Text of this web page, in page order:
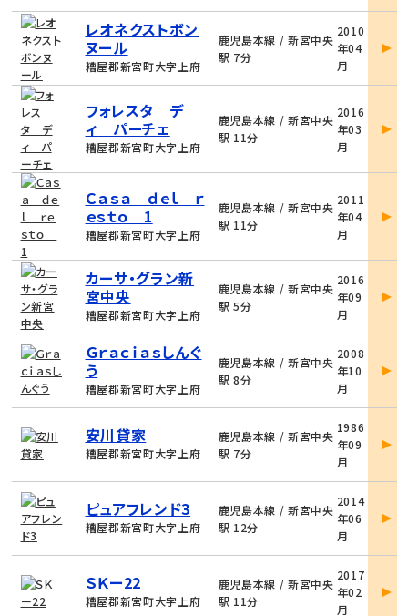
レオネクストボン
ヌール
糟屋郡新宮町大字上府
鹿児島本線 / 新宮中央
駅 7分
2010
年04
月
詳
フォレスタ デ
ィ パーチェ
糟屋郡新宮町大字上府
鹿児島本線 / 新宮中央
駅 11分
2016
年03
月
詳
Ｃａｓａ ｄｅｌ ｒ
ｅｓｔｏ 1
糟屋郡新宮町大字上府
鹿児島本線 / 新宮中央
駅 11分
2011
年04
月
詳
カーサ・グラン新
宮中央
糟屋郡新宮町大字上府
鹿児島本線 / 新宮中央
駅 5分
2016
年09
月
詳
Ｇｒａｃｉａｓしんぐ
う
糟屋郡新宮町大字上府
鹿児島本線 / 新宮中央
駅 8分
2008
年10
月
詳
安川貸家
糟屋郡新宮町大字上府
鹿児島本線 / 新宮中央
駅 7分
1986
年09
月
詳
ピュアフレンド3
糟屋郡新宮町大字上府
鹿児島本線 / 新宮中央
駅 12分
2014
年06
月
詳
ＳＫー22
糟屋郡新宮町大字上府
鹿児島本線 / 新宮中央
駅 11分
2017
年02
月
詳